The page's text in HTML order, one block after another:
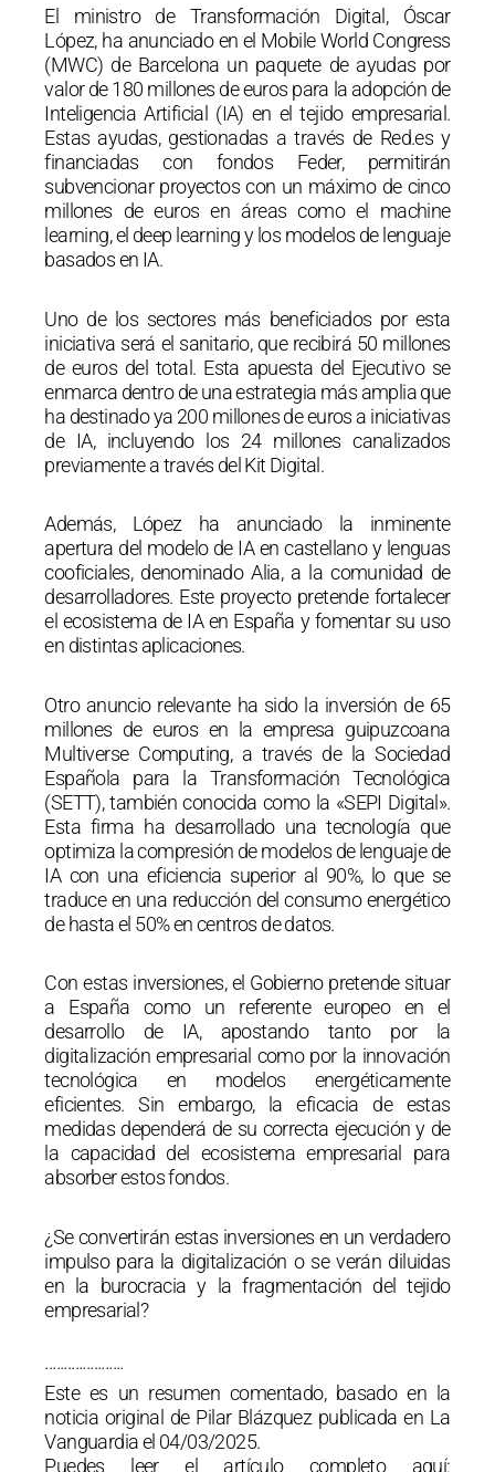
El ministro de Transformación Digital, Óscar
López, ha anunciado en el Mobile World Congress
(MWC) de Barcelona un paquete de ayudas por
valor de 180 millones de euros para la adopción de
Inteligencia Artificial (IA) en el tejido empresarial.
Estas ayudas, gestionadas a través de Red.es y
financiadas con fondos Feder, permitirán
subvencionar proyectos con un máximo de cinco
millones de euros en áreas como el machine
learning, el deep learning y los modelos de lenguaje
basados en IA.
Uno de los sectores más beneficiados por esta
iniciativa será el sanitario, que recibirá 50 millones
de euros del total. Esta apuesta del Ejecutivo se
enmarca dentro de una estrategia más amplia que
ha destinado ya 200 millones de euros a iniciativas
de IA, incluyendo los 24 millones canalizados
previamente a través del Kit Digital.
Además, López ha anunciado la inminente
apertura del modelo de IA en castellano y lenguas
cooficiales, denominado Alia, a la comunidad de
desarrolladores. Este proyecto pretende fortalecer
el ecosistema de IA en España y fomentar su uso
en distintas aplicaciones.
Otro anuncio relevante ha sido la inversión de 65
millones de euros en la empresa guipuzcoana
Multiverse Computing, a través de la Sociedad
Española para la Transformación Tecnológica
(SETT), también conocida como la «SEPI Digital».
Esta firma ha desarrollado una tecnología que
optimiza la compresión de modelos de lenguaje de
IA con una eficiencia superior al 90%, lo que se
traduce en una reducción del consumo energético
de hasta el 50% en centros de datos.
Con estas inversiones, el Gobierno pretende situar
a España como un referente europeo en el
desarrollo de IA, apostando tanto por la
digitalización empresarial como por la innovación
tecnológica en modelos energéticamente
eficientes. Sin embargo, la eficacia de estas
medidas dependerá de su correcta ejecución y de
la capacidad del ecosistema empresarial para
absorber estos fondos.
¿Se convertirán estas inversiones en un verdadero
impulso para la digitalización o se verán diluidas
en la burocracia y la fragmentación del tejido
empresarial?
·····················
Este es un resumen comentado, basado en la
noticia original de Pilar Blázquez publicada en La
Vanguardia el 04/03/2025.
Puedes leer el artículo completo aquí: